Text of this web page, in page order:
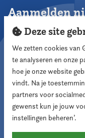
Aanmelden
Aanmelden
Volg ons
Deze site
We zetten cookies van
te analyseren en onze
hoe je onze website
vindt. Na je
partners voor
gewenst kun je jouw
instellingen beheren’.